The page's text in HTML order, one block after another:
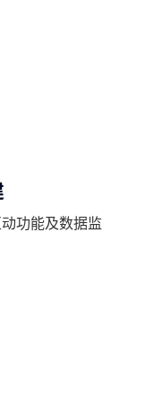
功能及数据监